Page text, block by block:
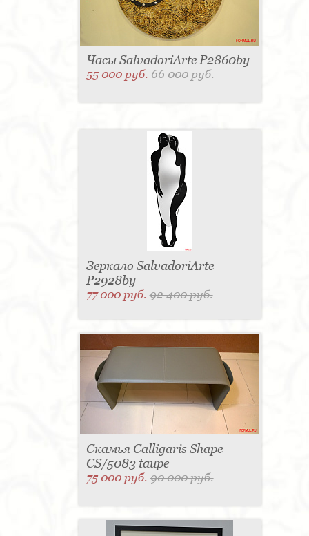
Часы SalvadoriArte P2860by
55 000 руб.66 000 руб.
Зеркало SalvadoriArte
P2928by
77 000 руб.92 400 руб.
Скамья Calligaris Shape
CS/5083 taupe
75 000 руб.90 000 руб.